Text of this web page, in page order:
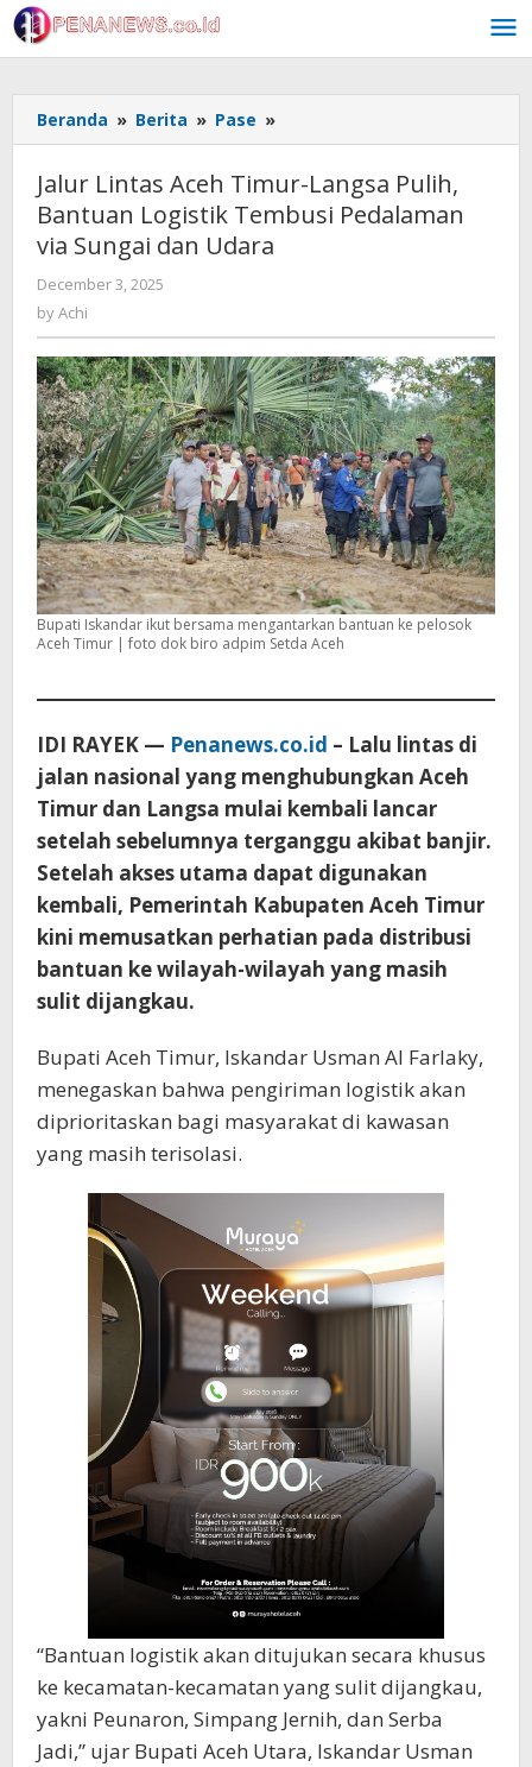
Skip
to
content
Beranda » Berita » Pase »
Lintas
Timur-
Langsa
Pedalaman
via
Sungai
dan
Udara
Jalur Lintas Aceh Timur-Langsa Pulih,
Bantuan Logistik Tembusi Pedalaman
via Sungai dan Udara
December 3, 2025
byAchi
Bupati Iskandar ikut bersama mengantarkan bantuan ke pelosok
Aceh Timur | foto dok biro adpim Setda Aceh
IDI RAYEK — Penanews.co.id – Lalu lintas di
jalan nasional yang menghubungkan Aceh
Timur dan Langsa mulai kembali lancar
setelah sebelumnya terganggu akibat banjir.
Setelah akses utama dapat digunakan
kembali, Pemerintah Kabupaten Aceh Timur
kini memusatkan perhatian pada distribusi
bantuan ke wilayah-wilayah yang masih
sulit dijangkau.
Bupati Aceh Timur, Iskandar Usman Al Farlaky,
menegaskan bahwa pengiriman logistik akan
diprioritaskan bagi masyarakat di kawasan
yang masih terisolasi.
“Bantuan logistik akan ditujukan secara khusus
ke kecamatan-kecamatan yang sulit dijangkau,
yakni Peunaron, Simpang Jernih, dan Serba
Jadi,” ujar Bupati Aceh Utara, Iskandar Usman